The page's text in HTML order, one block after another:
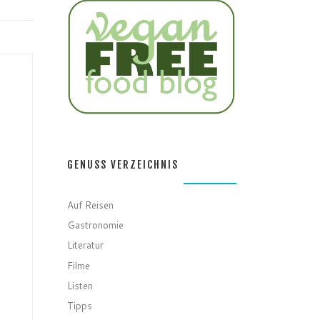
GENUSS VERZEICHNIS
Auf Reisen
Gastronomie
Literatur
Filme
Listen
Tipps